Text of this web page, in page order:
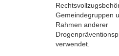
Gemeindegruppen
Rahmen anderer
verwendet.